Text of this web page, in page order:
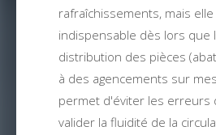
rafraîchissements, mais
indispensable dès lors que
distribution des pièces
à des agencements sur
permet d'éviter les erreurs
valider la fluidité de la